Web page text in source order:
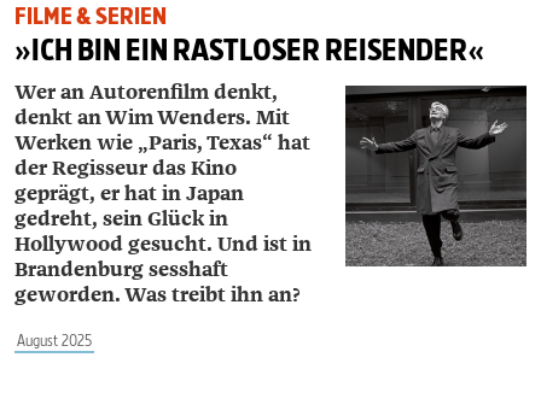
FILME & SERIEN
»ICH BIN EIN RASTLOSER REISENDER«
Wer an Autorenfilm denkt,
denkt an Wim Wenders. Mit
Werken wie „Paris, Texas“ hat
der Regisseur das Kino
geprägt, er hat in Japan
gedreht, sein Glück in
Hollywood gesucht. Und ist in
Brandenburg sesshaft
geworden. Was treibt ihn an?
August 2025